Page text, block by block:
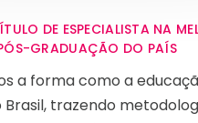
DE ESPECIALISTA NA
GRADUAÇÃO DO PAÍS
a forma como a
trazendo